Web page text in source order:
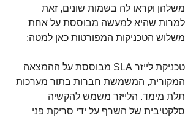
משלהן וקראו לה בשמות שונים, זאת
למרות שהיא למעשה מבוססת על אחת
משלוש הטכניקות המפורטות כאן למטה:
טכניקת לייזר SLA מבוססת על ההמצאה
המקורית, המשמשת חברות בתור מערכות
תלת מימד. הלייזר משמש להקשיה
סלקטיבית של השרף על ידי סריקת פני